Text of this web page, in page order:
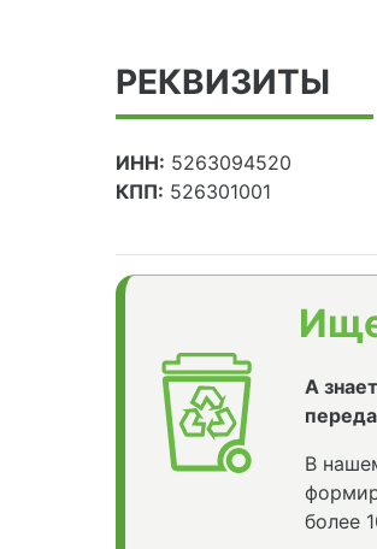
РЕКВИЗИТЫ
ИНН: 5263094520
КПП: 526301001
А
В
более